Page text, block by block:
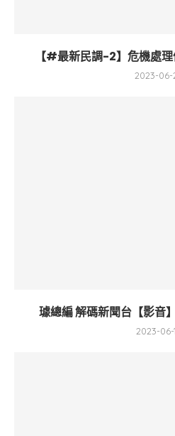
【#最新民調-2】危機處
2023-06-
璩總編 解碼新聞台【影音
2023-06-